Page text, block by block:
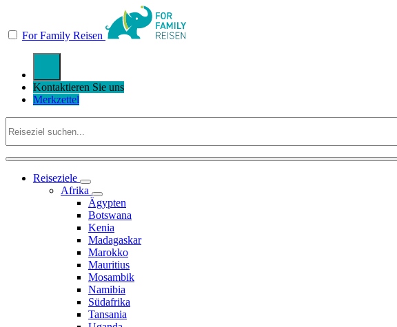
For Family Reisen
Kontaktieren Sie uns
Merkzettel
Reiseziele
Afrika
Ägypten
Botswana
Kenia
Madagaskar
Marokko
Mauritius
Mosambik
Namibia
Südafrika
Tansania